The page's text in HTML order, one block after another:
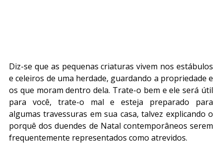
Diz-se que as pequenas criaturas vivem nos estábulos
e celeiros de uma herdade, guardando a propriedade e
os que moram dentro dela. Trate-o bem e ele será útil
para você, trate-o mal e esteja preparado para
algumas travessuras em sua casa, talvez explicando o
porquê dos duendes de Natal contemporâneos serem
frequentemente representados como atrevidos.